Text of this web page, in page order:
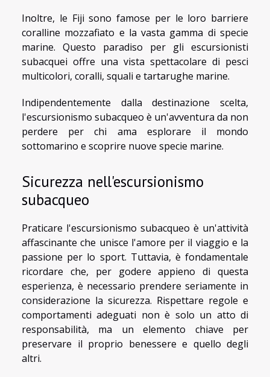
Inoltre, le Fiji sono famose per le loro barriere
coralline mozzafiato e la vasta gamma di specie
marine. Questo paradiso per gli escursionisti
subacquei offre una vista spettacolare di pesci
multicolori, coralli, squali e tartarughe marine.
Indipendentemente dalla destinazione scelta,
l'escursionismo subacqueo è un'avventura da non
perdere per chi ama esplorare il mondo
sottomarino e scoprire nuove specie marine.
Sicurezza nell'escursionismo
subacqueo
Praticare l'escursionismo subacqueo è un'attività
affascinante che unisce l'amore per il viaggio e la
passione per lo sport. Tuttavia, è fondamentale
ricordare che, per godere appieno di questa
esperienza, è necessario prendere seriamente in
considerazione la sicurezza. Rispettare regole e
comportamenti adeguati non è solo un atto di
responsabilità, ma un elemento chiave per
preservare il proprio benessere e quello degli
altri.